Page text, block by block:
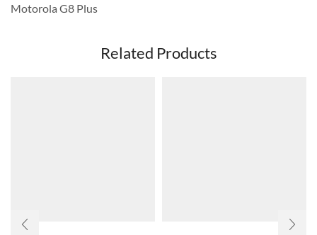
Motorola G8 Plus
Related Products